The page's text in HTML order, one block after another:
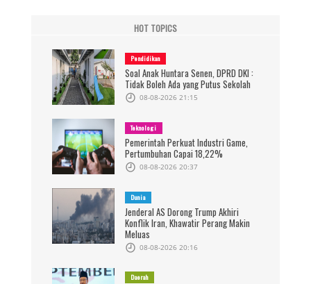
HOT TOPICS
Pendidikan
Soal Anak Huntara Senen, DPRD DKI :
Tidak Boleh Ada yang Putus Sekolah
08-08-2026 21:15
Teknologi
Pemerintah Perkuat Industri Game,
Pertumbuhan Capai 18,22%
08-08-2026 20:37
Dunia
Jenderal AS Dorong Trump Akhiri
Konflik Iran, Khawatir Perang Makin
Meluas
08-08-2026 20:16
Daerah